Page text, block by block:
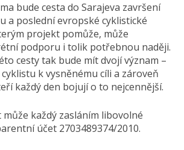
bude cesta do Sarajeva završení
a poslední evropské cyklistické
projekt pomůže, může
podporu i tolik potřebnou naději.
cesty tak bude mít dvojí význam –
k vysněnému cíli a zároveň
každý den bojují o to nejcennější.
každý zasláním libovolné
účet 2703489374/2010.